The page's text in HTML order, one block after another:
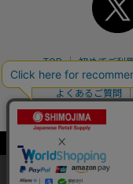
当サイトはクッキー（
TOP 初めてご利
個人情報保護
よくあるご質問
サイトマップ
Copyright©